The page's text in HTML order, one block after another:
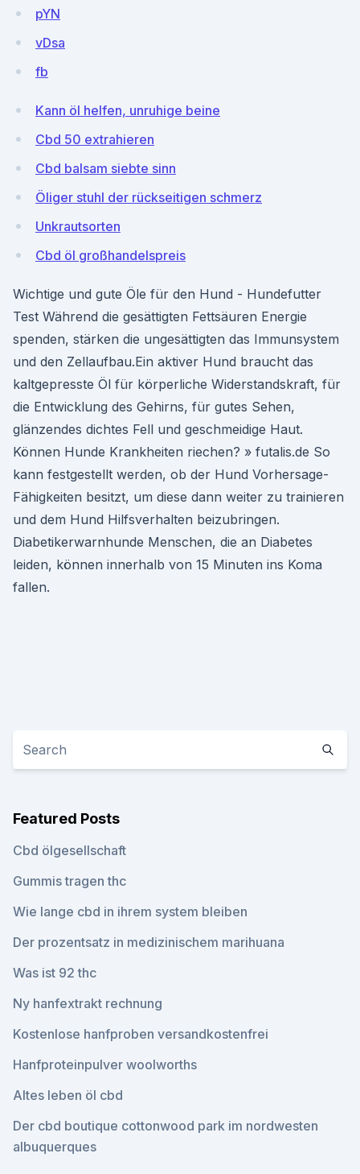
pYN
vDsa
fb
Kann öl helfen, unruhige beine
Cbd 50 extrahieren
Cbd balsam siebte sinn
Öliger stuhl der rückseitigen schmerz
Unkrautsorten
Cbd öl großhandelspreis
Wichtige und gute Öle für den Hund - Hundefutter
Test Während die gesättigten Fettsäuren Energie
spenden, stärken die ungesättigten das Immunsystem
und den Zellaufbau.Ein aktiver Hund braucht das
kaltgepresste Öl für körperliche Widerstandskraft, für
die Entwicklung des Gehirns, für gutes Sehen,
glänzendes dichtes Fell und geschmeidige Haut.
Können Hunde Krankheiten riechen? » futalis.de So
kann festgestellt werden, ob der Hund Vorhersage-
Fähigkeiten besitzt, um diese dann weiter zu trainieren
und dem Hund Hilfsverhalten beizubringen.
Diabetikerwarnhunde Menschen, die an Diabetes
leiden, können innerhalb von 15 Minuten ins Koma
fallen.
Featured Posts
Cbd ölgesellschaft
Gummis tragen thc
Wie lange cbd in ihrem system bleiben
Der prozentsatz in medizinischem marihuana
Was ist 92 thc
Ny hanfextrakt rechnung
Kostenlose hanfproben versandkostenfrei
Hanfproteinpulver woolworths
Altes leben öl cbd
Der cbd boutique cottonwood park im nordwesten
albuquerques